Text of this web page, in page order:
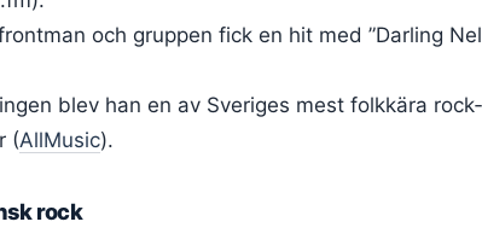
och gruppen fick en hit med ”Darling
blev han en av Sveriges mest folkkära
(AllMusic).
rock